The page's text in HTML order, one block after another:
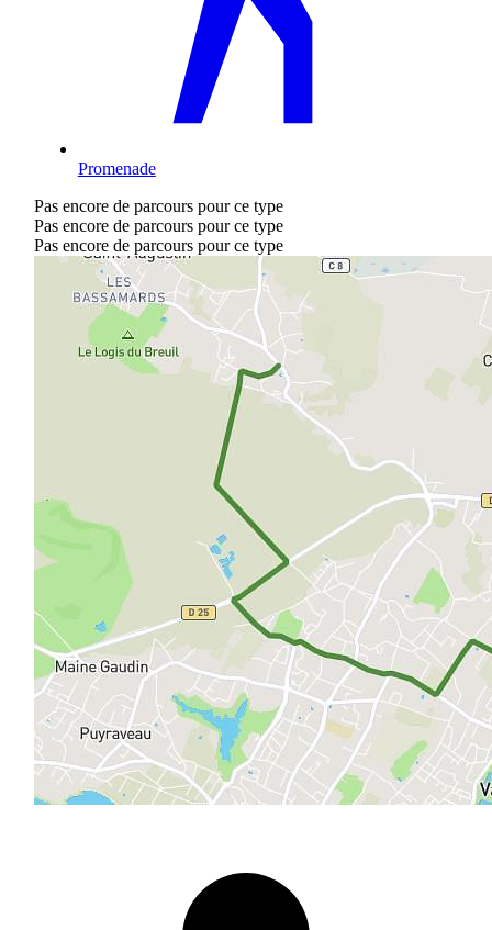
Promenade
Pas encore de parcours pour ce type
Pas encore de parcours pour ce type
Pas encore de parcours pour ce type